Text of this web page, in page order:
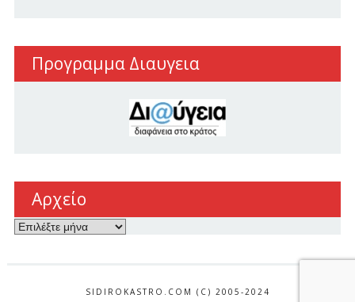
Προγραμμα Διαυγεια
Αρχείο
Αρχείο
SIDIROKASTRO.COM (C) 2005-2024